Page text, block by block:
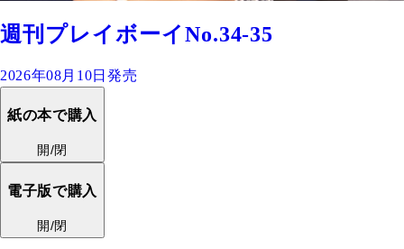
週刊プレイボーイNo.34-35
2026年08月10日発売
紙の本で購入
開/閉
電子版で購入
開/閉